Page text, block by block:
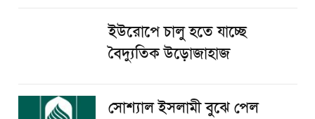
ইউরোপে চালু হতে যাচ্ছে
বৈদ্যুতিক উড়োজাহাজ
সোশ্যাল ইসলামী বুঝে পেল